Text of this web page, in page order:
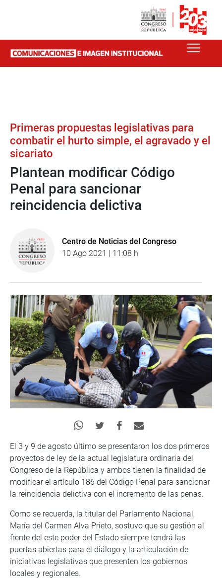
Primeras propuestas legislativas para
combatir el hurto simple, el agravado y el
sicariato
Plantean modificar Código
Penal para sancionar
reincidencia delictiva
Centro de Noticias del Congreso
10 Ago 2021 | 11:08 h
El 3 y 9 de agosto último se presentaron los dos primeros
proyectos de ley de la actual legislatura ordinaria del
Congreso de la República y ambos tienen la finalidad de
modificar el artículo 186 del Código Penal para sancionar
la reincidencia delictiva con el incremento de las penas.
Como se recuerda, la titular del Parlamento Nacional,
María del Carmen Alva Prieto, sostuvo que su gestión al
frente del este poder del Estado siempre tendrá las
puertas abiertas para el diálogo y la articulación de
iniciativas legislativas que presenten los gobiernos
locales y regionales.